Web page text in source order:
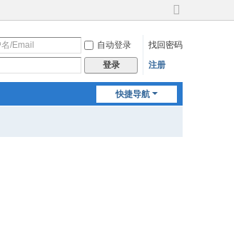
切
到
自动登录
找回密码
登录 注册
快捷导航